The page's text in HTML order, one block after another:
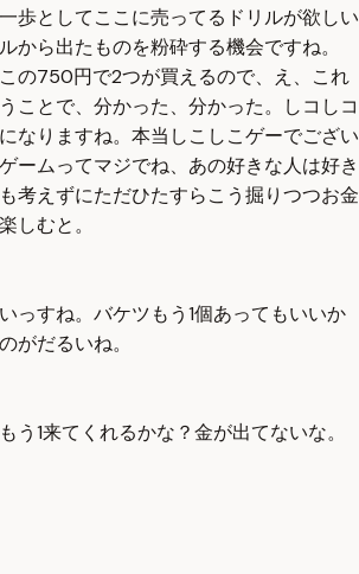
歩としてここに売ってるドリルが欲しい
から出たものを粉砕する機会ですね。
の750円で2つが買えるので、え、これ
ことで、分かった、分かった。しコしコ
なりますね。本当しこしこゲーでござい
ームってマジでね、あの好きな人は好き
考えずにただひたすらこう掘りつつお金
しむと。
っすね。バケツもう1個あってもいいか
がだるいね。
う1来てくれるかな？金が出てないな。